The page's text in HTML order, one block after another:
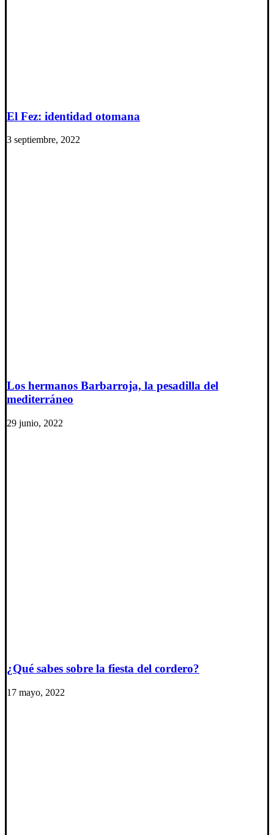
El Fez: identidad otomana
3 septiembre, 2022
Los hermanos Barbarroja, la pesadilla del
mediterráneo
29 junio, 2022
¿Qué sabes sobre la fiesta del cordero?
17 mayo, 2022